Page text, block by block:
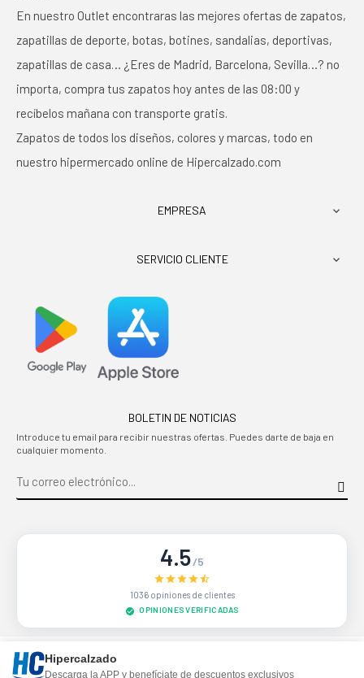
En nuestro Outlet encontraras las mejores ofertas de zapatos,
zapatillas de deporte, botas, botines, sandalias, deportivas,
zapatillas de casa… ¿Eres de Madrid, Barcelona, Sevilla…? no
importa, compra tus zapatos hoy antes de las 08:00 y
recíbelos mañana con transporte gratis.
Zapatos de todos los diseños, colores y marcas, todo en
nuestro hipermercado online de Hipercalzado.com
EMPRESA 
SERVICIO CLIENTE 
BOLETIN DE NOTICIAS
Introduce tu email para recibir nuestras ofertas. Puedes darte de baja en
cualquier momento.
4.5/5
1036 opiniones de clientes
OPINIONES VERIFICADAS
Sitio protegido por reCAPTCHA.
Hipercalzado
Descarga la APP y benefíciate de descuentos exclusivos